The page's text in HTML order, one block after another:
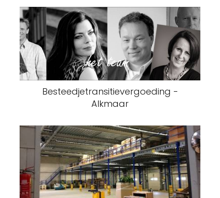
Besteedjetransitievergoeding -
Alkmaar